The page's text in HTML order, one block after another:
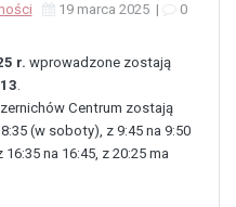
19 marca 2025| 0
r. wprowadzone zostają
.
Centrum zostają
(w soboty), z 9:45 na 9:50
na 16:45, z 20:25 ma